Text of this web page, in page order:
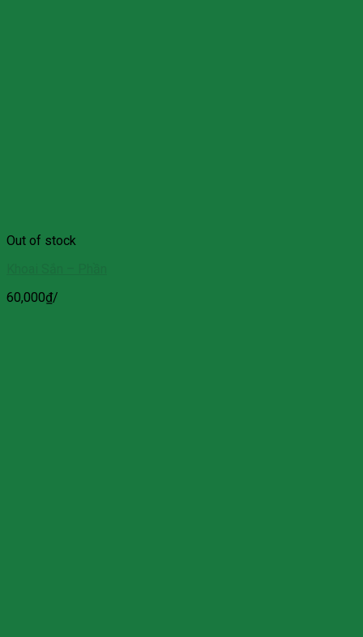
Out of stock
60,000₫/